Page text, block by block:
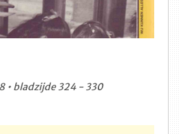
• bladzijde 324 - 330